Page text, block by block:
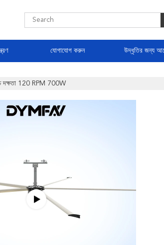
যোগাযোগ করুন উদ্ধৃতির জন্য
দক্ষতা 120 RPM 700W